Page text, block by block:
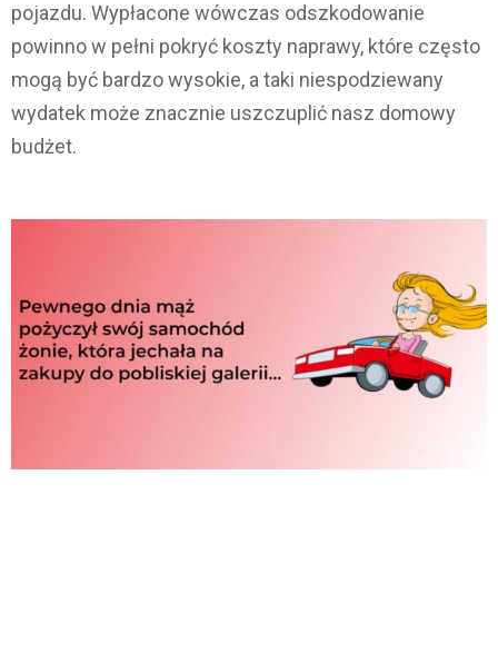
pojazdu. Wypłacone wówczas odszkodowanie
powinno w pełni pokryć koszty naprawy, które często
mogą być bardzo wysokie, a taki niespodziewany
wydatek może znacznie uszczuplić nasz domowy
budżet.